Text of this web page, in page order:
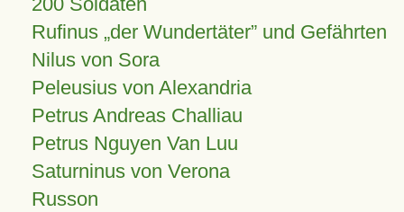
Rufinus „der Wundertäter” und Gefährten
Nilus von Sora
Peleusius von Alexandria
Petrus Andreas Challiau
Petrus Nguyen Van Luu
Saturninus von Verona
Russon